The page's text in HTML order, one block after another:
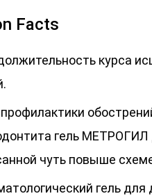
Facts
курса
гель
чуть повыше
гель